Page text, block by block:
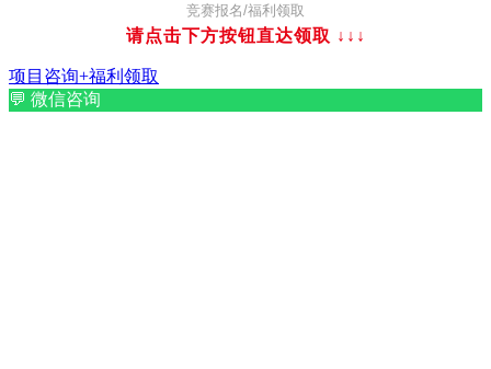
竞赛报名/福利领取
请点击下方按钮直达领取 ↓↓↓
项目咨询+福利领取
💬 微信咨询